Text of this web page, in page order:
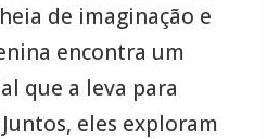
de imaginação e
encontra um
que a leva para
eles exploram